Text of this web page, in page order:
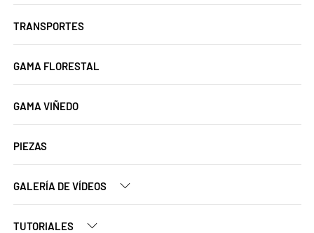
TRANSPORTES
GAMA FLORESTAL
GAMA VIÑEDO
PIEZAS
GALERÍA DE VÍDEOS
TUTORIALES